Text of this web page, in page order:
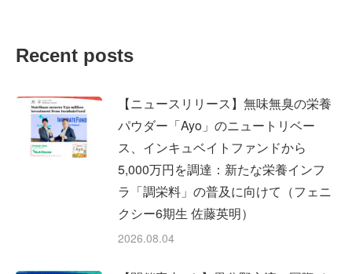
Recent posts
【ニュースリリース】無味無臭の栄養
パウダー「Ayo」のニュートリベー
ス、インキュベイトファンドから
5,000万円を調達：新たな栄養インフ
ラ「調栄料」の普及に向けて（フェニ
クシー6期生 佐藤英明）
2026.08.04